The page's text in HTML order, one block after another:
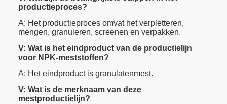
productieproces?
A: Het productieproces omvat het verpletteren,
mengen, granuleren, screenen en verpakken.
V: Wat is het eindproduct van de productielijn
voor NPK-meststoffen?
A: Het eindproduct is granulatenmest.
V: Wat is de merknaam van deze
mestproductielijn?